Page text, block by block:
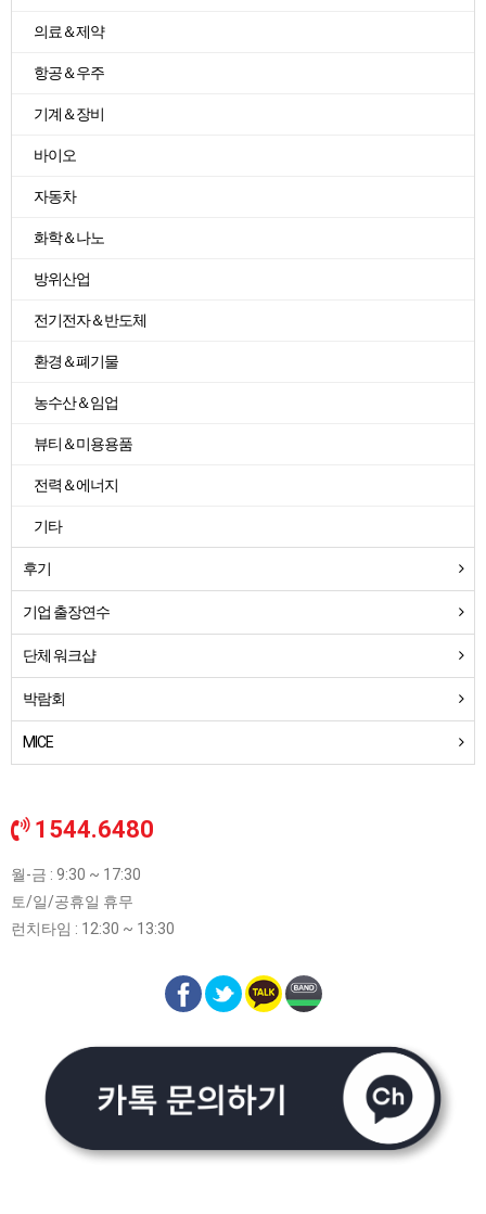
의료＆제약
항공＆우주
기계＆장비
바이오
자동차
화학＆나노
방위산업
전기전자＆반도체
환경＆폐기물
농수산＆임업
뷰티＆미용용품
전력＆에너지
기타
후기
기업 출장연수
단체 워크샵
박람회
MICE
1544.6480
월-금 : 9:30 ~ 17:30
토/일/공휴일 휴무
런치타임 : 12:30 ~ 13:30